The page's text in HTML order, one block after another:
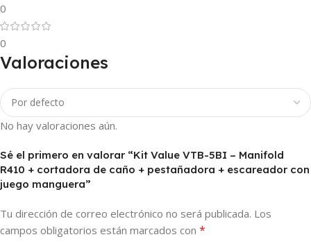
0
0
Valoraciones
No hay valoraciones aún.
Sé el primero en valorar “Kit Value VTB-5BI – Manifold
R410 + cortadora de caño + pestañadora + escareador con
juego manguera”
Tu dirección de correo electrónico no será publicada. Los
campos obligatorios están marcados con *